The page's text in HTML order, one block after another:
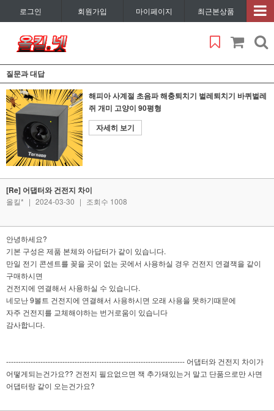
로그인 회원가입 마이페이지 최근본상품
질문과 대답
해피아 사계절 초음파 해충퇴치기 벌레퇴치기 바퀴벌레
쥐 개미 고양이 90평형
자세히 보기
[Re] 어댑터와 건전지 차이
올킬* | 2024-03-30 | 조회수 1008
안녕하세요?
기본 구성은 제품 본체와 아답터가 같이 있습니다.
만일 전기 콘센트를 꽂을 곳이 없는 곳에서 사용하실 경우 건전지 연결잭을 같이
구매하시면
건전지에 연결해서 사용하실 수 있습니다.
네모난 9볼트 건전지에 연결해서 사용하시면 오래 사용을 못하기때문에
자주 건전지를 교체해야하는 번거로움이 있습니다
감사합니다.
------------------------------------------------------------------------- 어댑터와 건전지 차이가
어떻게되는건가요?? 건전지 필요없으면 잭 추가돼있는거 말고 단품으로만 사면
어댑터랑 같이 오는건가요?